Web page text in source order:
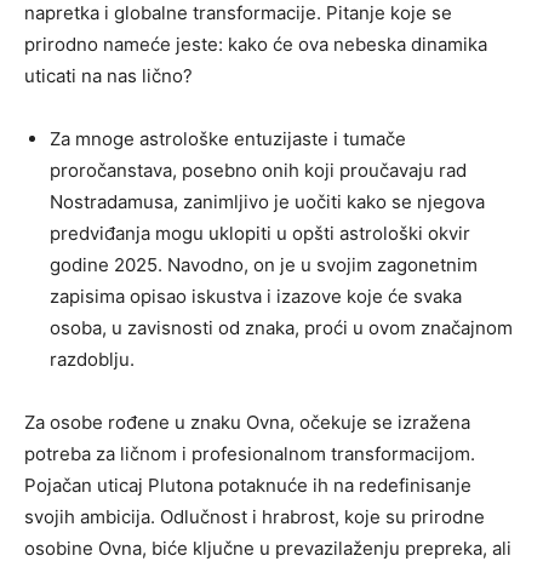
napretka i globalne transformacije. Pitanje koje se
prirodno nameće jeste: kako će ova nebeska dinamika
uticati na nas lično?
Za mnoge astrološke entuzijaste i tumače
proročanstava, posebno onih koji proučavaju rad
Nostradamusa, zanimljivo je uočiti kako se njegova
predviđanja mogu uklopiti u opšti astrološki okvir
godine 2025. Navodno, on je u svojim zagonetnim
zapisima opisao iskustva i izazove koje će svaka
osoba, u zavisnosti od znaka, proći u ovom značajnom
razdoblju.
Za osobe rođene u znaku Ovna, očekuje se izražena
potreba za ličnom i profesionalnom transformacijom.
Pojačan uticaj Plutona potaknuće ih na redefinisanje
svojih ambicija. Odlučnost i hrabrost, koje su prirodne
osobine Ovna, biće ključne u prevazilaženju prepreka, ali